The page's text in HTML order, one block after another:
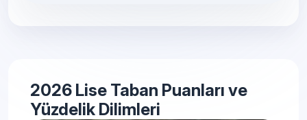
2026 Lise Taban Puanları ve
Yüzdelik Dilimleri